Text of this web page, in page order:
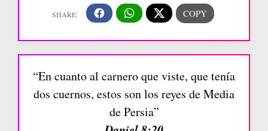
“En cuanto al carnero que viste, que tenía
dos cuernos, estos son los reyes de Media
de Persia”